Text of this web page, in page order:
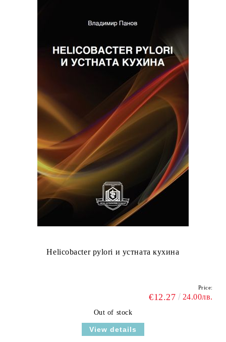
Helicobacter pylori и устната кухина
Price:
€12.27 24.00лв.
Out of stock
View details